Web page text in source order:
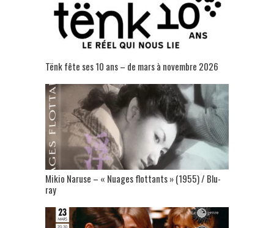
Tënk fête ses 10 ans – de mars à novembre 2026
Mikio Naruse – « Nuages flottants » (1955) / Blu-
ray